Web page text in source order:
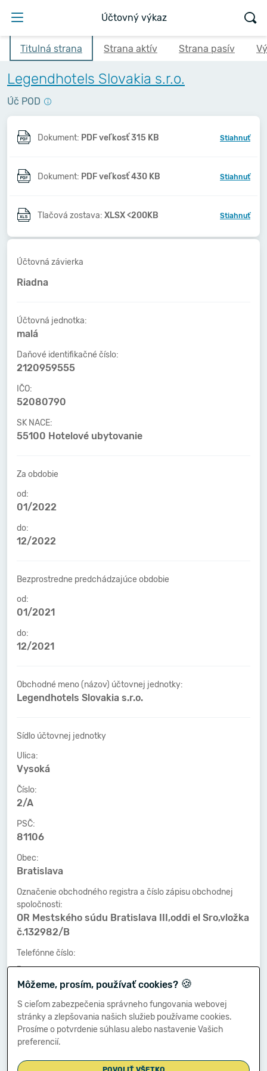
Účtovný výkaz
Titulná strana Strana aktív Strana pasív
Legendhotels Slovakia s.r.o.
Úč POD
Dokument: PDF veľkosť 315 KB Stiahnuť
Dokument: PDF veľkosť 430 KB Stiahnuť
Tlačová zostava: XLSX <200KB Stiahnuť
Účtovná závierka
Riadna
Účtovná jednotka:
malá
Daňové identifikačné číslo:
2120959555
IČO:
52080790
SK NACE:
55100 Hotelové ubytovanie
Za obdobie
od:
01/2022
do:
12/2022
Bezprostredne predchádzajúce obdobie
od:
01/2021
do:
12/2021
Obchodné meno (názov) účtovnej jednotky:
Legendhotels Slovakia s.r.o.
Sídlo účtovnej jednotky
Ulica:
Vysoká
Číslo:
2/A
PSČ:
81106
Obec:
Bratislava
Označenie obchodného registra a číslo zápisu obchodnej
spoločnosti:
OR Mestského súdu Bratislava III,oddi el Sro,vložka
č.132982/B
Telefónne číslo:
-
Faxové číslo:
-
E-mailová adresa:
-
Môžeme, prosím, používať cookies? 🍪
S cieľom zabezpečenia správneho fungovania webovej
stránky a zlepšovania našich služieb používame cookies.
Prosíme o potvrdenie súhlasu alebo nastavenie Vašich
preferencií.